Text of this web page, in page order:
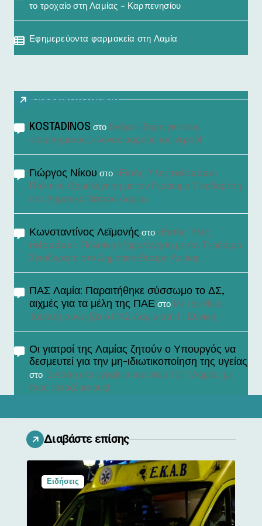
το τροχαίο στη Λαμίας – Καρπενησίου
Εφημερεύοντα φαρμακεία στη Λαμία
Πρόσφατα σχόλια
KOSTADINOS στο Βγήκε είδηση για τους
«τσιμπημένους» λογαριασμούς του νερού!
Γιώργος Νίκου στο «Εκτός Ύλης reloaded»:
Πολιτική εξομολόγηση με τον Γεράσιμο Σκιαδαρέση
στο Δημοτικό Θέατρο Λαμίας
Κωνσταντίνος Λεϊμονής στο «Εκτός Ύλης
reloaded»: Πολιτική εξομολόγηση με τον Γεράσιμο
Σκιαδαρέση στο Δημοτικό Θέατρο Λαμίας
ΠΑΣ Λαμία: Παραιτήθηκε σύσσωμο το ΔΣ,
αιχμές για τα μέλη της ΠΑΕ στο Με τον Νίκο
Τσιλαλή συνεχίζει ο ΠΑΣ Λαμία στη Γ’ Εθνική
Οι γιατροί της Λαμίας ζητούν ο Υπουργός να
δεσμευτεί για την μη-ιδιωτικοποίηση της υγείας
στο Ένταση στα εγκαίνια του νέου ΤΕΠ Λαμίας με
τους εργαζόμενους!
Διαβάστε επίσης
Ειδήσεις